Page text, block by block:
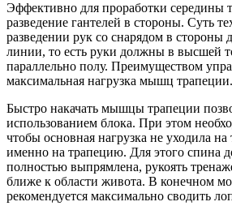
Эффективно для проработки середины
разведение гантелей в стороны. Суть
разведении рук со снарядом в стороны
линии, то есть руки должны в высшей
параллельно полу. Преимуществом
максимальная нагрузка мышц трапеции.
Быстро накачать мышцы трапеции
использованием блока. При этом
чтобы основная нагрузка не уходила на
именно на трапецию. Для этого спина
полностью выпрямлена, рукоять
ближе к области живота. В конечном
рекомендуется максимально сводить